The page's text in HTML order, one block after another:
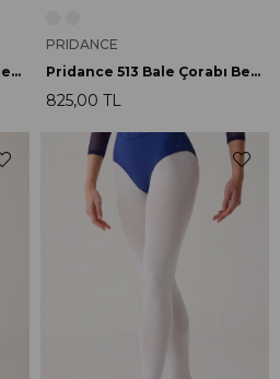
Pridance 513 Bale Çorabı Pembe
PRIDANCE
Pridance 513 Bale Çorabı Beyaz
825,00 TL